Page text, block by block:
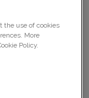
gaan wij,
intensiever met
waar
the use of cookies
More
Policy.